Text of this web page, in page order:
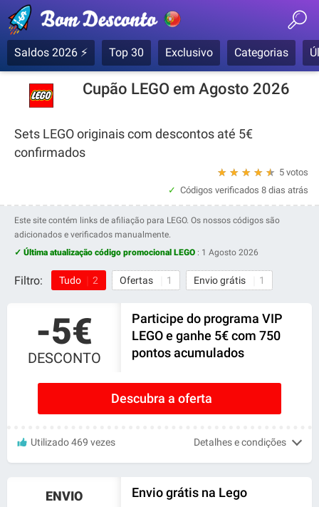
Saldos 2026 ⚡ Top 30 Exclusivo Categorias
Cupão LEGO em Agosto 2026
Sets LEGO originais com descontos até 5€
confirmados
5 votos
★
★
★
★
★
Códigos verificados 8 dias atrás
Este site contém links de afiliação para LEGO. Os nossos códigos são
adicionados e verificados manualmente.
✓ Última atualização código promocional LEGO : 1 Agosto 2026
Filtro: Tudo 2 Ofertas 1 Envio grátis 1
-5€
DESCONTO
Participe do programa VIP
LEGO e ganhe 5€ com 750
pontos acumulados
Descubra a oferta
Utilizado 469 vezes Detalhes e condições
ENVIO
Envio grátis na Lego